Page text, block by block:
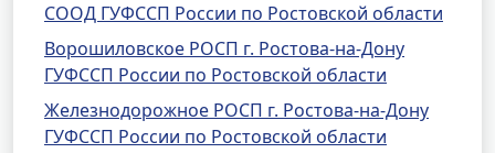
СООД ГУФССП России по Ростовской области
Ворошиловское РОСП г. Ростова-на-Дону
ГУФССП России по Ростовской области
Железнодорожное РОСП г. Ростова-на-Дону
ГУФССП России по Ростовской области